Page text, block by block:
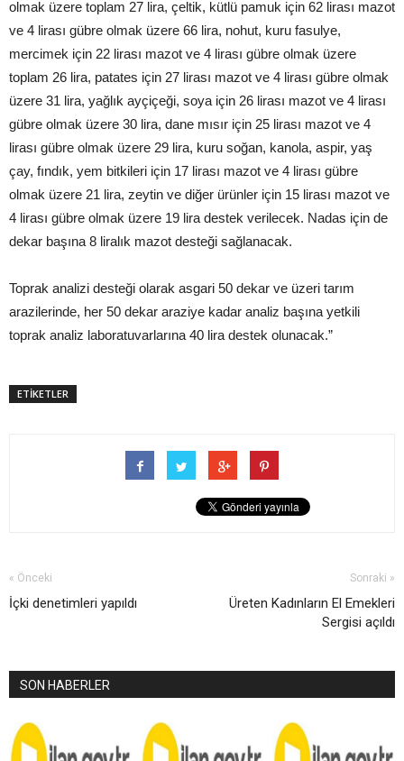
olmak üzere toplam 27 lira, çeltik, kütlü pamuk için 62 lirası mazot
ve 4 lirası gübre olmak üzere 66 lira, nohut, kuru fasulye,
mercimek için 22 lirası mazot ve 4 lirası gübre olmak üzere
toplam 26 lira, patates için 27 lirası mazot ve 4 lirası gübre olmak
üzere 31 lira, yağlık ayçiçeği, soya için 26 lirası mazot ve 4 lirası
gübre olmak üzere 30 lira, dane mısır için 25 lirası mazot ve 4
lirası gübre olmak üzere 29 lira, kuru soğan, kanola, aspir, yaş
çay, fındık, yem bitkileri için 17 lirası mazot ve 4 lirası gübre
olmak üzere 21 lira, zeytin ve diğer ürünler için 15 lirası mazot ve
4 lirası gübre olmak üzere 19 lira destek verilecek. Nadas için de
dekar başına 8 liralık mazot desteği sağlanacak.
Toprak analizi desteği olarak asgari 50 dekar ve üzeri tarım
arazilerinde, her 50 dekar araziye kadar analiz başına yetkili
toprak analiz laboratuvarlarına 40 lira destek olunacak.”
ETİKETLER
« Önceki
İçki denetimleri yapıldı
Sonraki »
Üreten Kadınların El Emekleri
Sergisi açıldı
SON HABERLER